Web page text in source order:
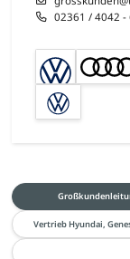
02361 / 4042 -
Vertrieb Hyundai,